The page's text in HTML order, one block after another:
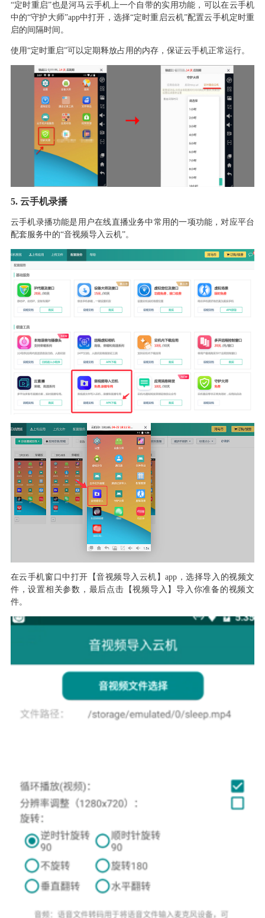
“定时重启”也是河马云手机上一个自带的实用功能 ， 可以在云手机
中的“守护大师”app中打开 ， 选择“定时重启云机”配置云手机定时重
启的间隔时间 。
使用“定时重启”可以定期释放占用的内存， 保证云手机正常运行。
5. 云手机录播
云手机录播功能是用户在线直播业务中常用的一项功能 ， 对应平台
配套服务中的“音视频导入云机”。
在云手机窗口中打开【音视频导入云机】app，选择导入的视频文
件，设置相关参数，最后点击【视频导入】导入你准备的视频文
件。